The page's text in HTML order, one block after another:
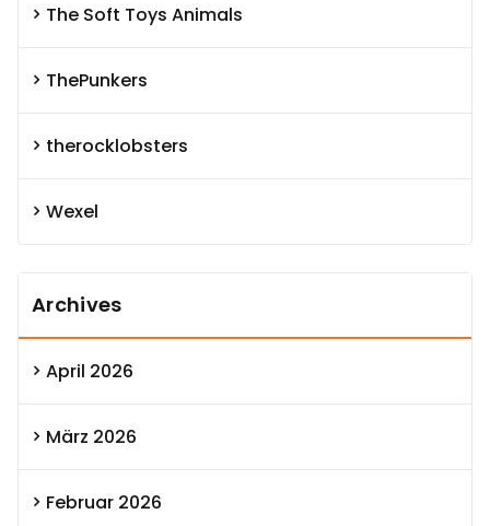
The Soft Toys Animals
ThePunkers
therocklobsters
Wexel
Archives
April 2026
März 2026
Februar 2026